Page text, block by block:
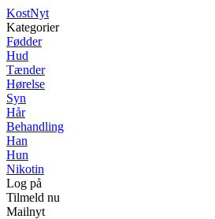
KostNyt
Kategorier
Fødder
Hud
Tænder
Hørelse
Syn
Hår
Behandling
Han
Hun
Nikotin
Log på
Tilmeld nu
Mailnyt